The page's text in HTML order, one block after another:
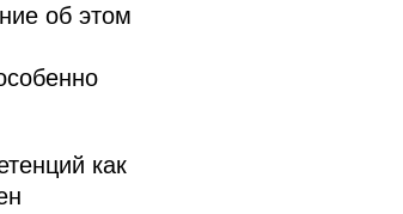
об этом
как